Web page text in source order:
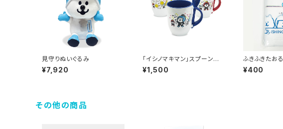
見守りぬいぐるみ
¥7,920
「イシノマキマン」スプーン付き
マグカップ
¥1,500
ふきふきたおる
¥400
その他の商品